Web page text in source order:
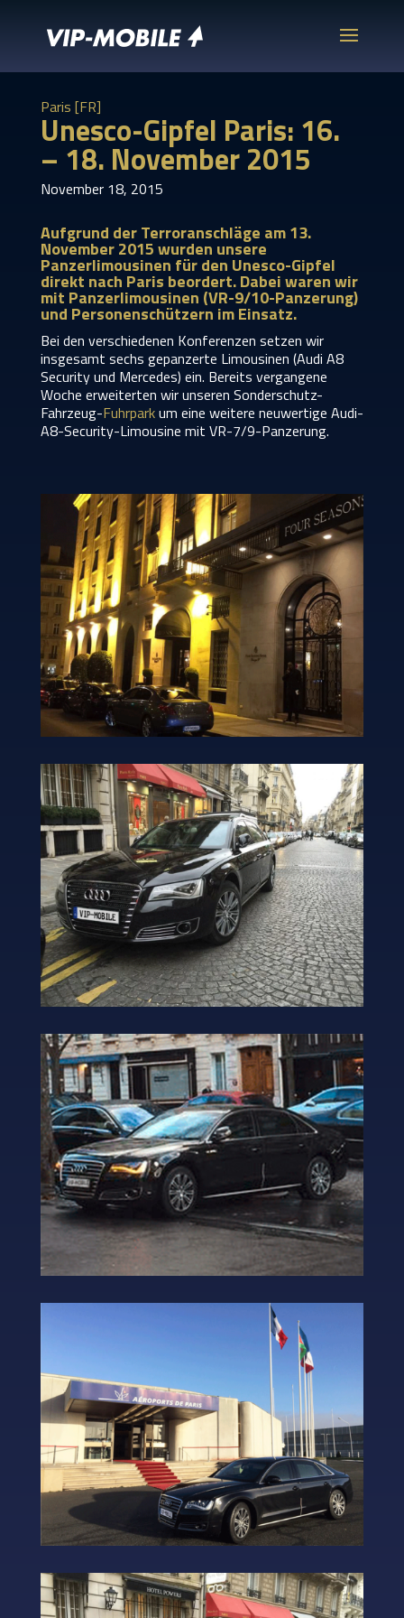
Paris [FR]
Unesco-Gipfel Paris: 16.
– 18. November 2015
November 18, 2015
Aufgrund der Terroranschläge am 13.
November 2015 wurden unsere
Panzerlimousinen für den Unesco-Gipfel
direkt nach Paris beordert. Dabei waren wir
mit Panzerlimousinen (VR-9/10-Panzerung)
und Personenschützern im Einsatz.
Bei den verschiedenen Konferenzen setzen wir
insgesamt sechs gepanzerte Limousinen (Audi A8
Security und Mercedes) ein. Bereits vergangene
Woche erweiterten wir unseren Sonderschutz-
Fahrzeug-Fuhrparkum eine weitere neuwertige Audi-
A8-Security-Limousine mit VR-7/9-Panzerung.